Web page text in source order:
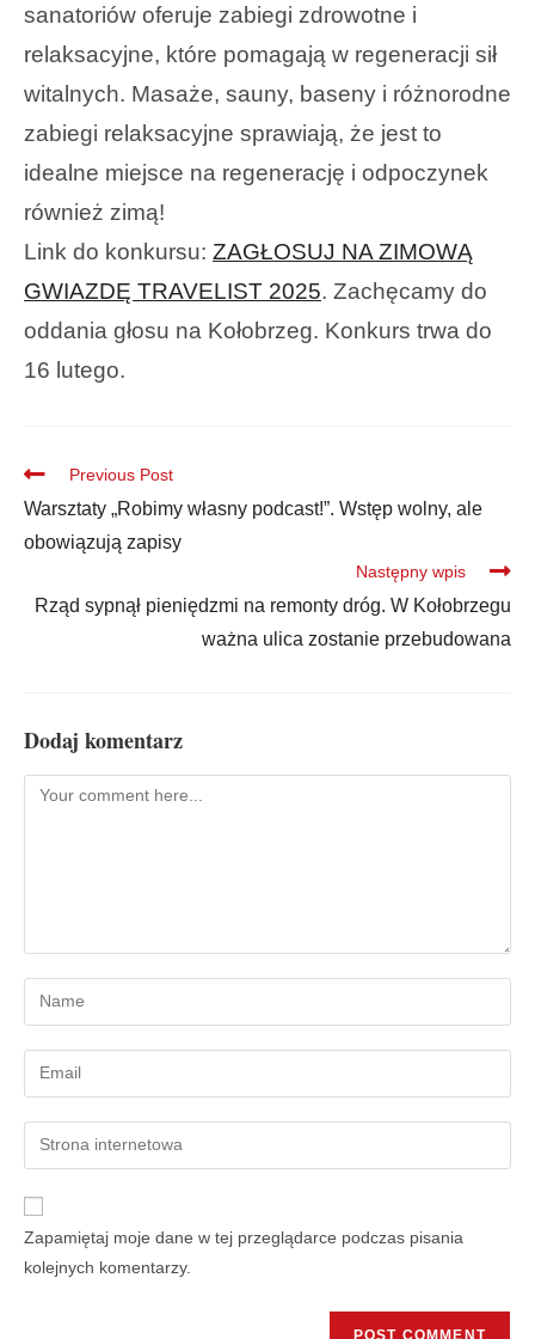
sanatoriów oferuje zabiegi zdrowotne i
relaksacyjne, które pomagają w regeneracji sił
witalnych. Masaże, sauny, baseny i różnorodne
zabiegi relaksacyjne sprawiają, że jest to
idealne miejsce na regenerację i odpoczynek
również zimą!
Link do konkursu: ZAGŁOSUJ NA ZIMOWĄ
GWIAZDĘ TRAVELIST 2025. Zachęcamy do
oddania głosu na Kołobrzeg. Konkurs trwa do
16 lutego.
Previous Post
Warsztaty „Robimy własny podcast!”. Wstęp wolny, ale
obowiązują zapisy
Następny wpis
Rząd sypnął pieniędzmi na remonty dróg. W Kołobrzegu
ważna ulica zostanie przebudowana
Dodaj komentarz
Zapamiętaj moje dane w tej przeglądarce podczas pisania
kolejnych komentarzy.